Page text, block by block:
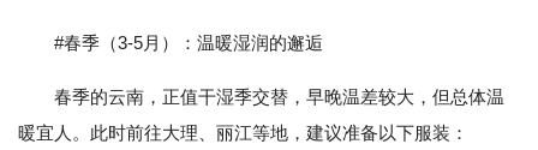
#春季（3-5月）：温暖湿润的邂逅
春季的云南，正值干湿季交替，早晚温差较大，但总体温
暖宜人。此时前往大理、丽江等地，建议准备以下服装：